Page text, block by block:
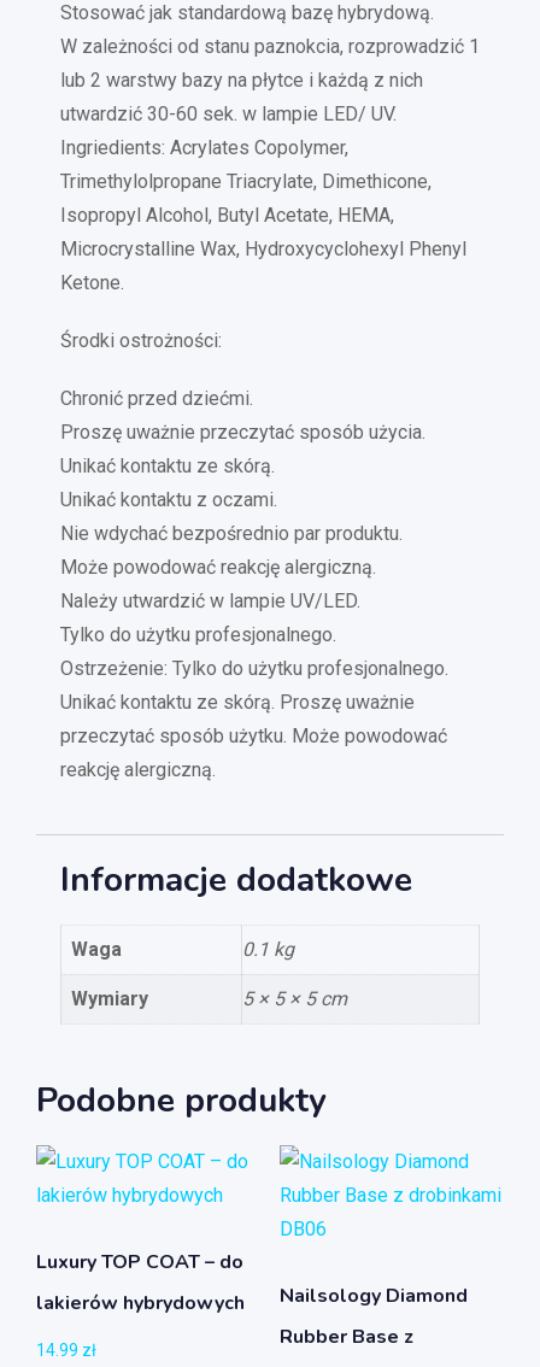
Stosować jak standardową bazę hybrydową.
W zależności od stanu paznokcia, rozprowadzić 1
lub 2 warstwy bazy na płytce i każdą z nich
utwardzić 30-60 sek. w lampie LED/ UV.
Ingriedients: Acrylates Copolymer,
Trimethylolpropane Triacrylate, Dimethicone,
Isopropyl Alcohol, Butyl Acetate, HEMA,
Microcrystalline Wax, Hydroxycyclohexyl Phenyl
Ketone.
Środki ostrożności:
Chronić przed dziećmi.
Proszę uważnie przeczytać sposób użycia.
Unikać kontaktu ze skórą.
Unikać kontaktu z oczami.
Nie wdychać bezpośrednio par produktu.
Może powodować reakcję alergiczną.
Należy utwardzić w lampie UV/LED.
Tylko do użytku profesjonalnego.
Ostrzeżenie: Tylko do użytku profesjonalnego.
Unikać kontaktu ze skórą. Proszę uważnie
przeczytać sposób użytku. Może powodować
reakcję alergiczną.
Informacje dodatkowe
Waga 0.1 kg
Wymiary 5 × 5 × 5 cm
Podobne produkty
Luxury TOP COAT – do
lakierów hybrydowych
14.99 zł
Nailsology Diamond
Rubber Base z